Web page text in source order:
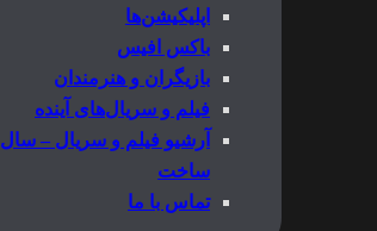
اپلیکیشن‌ها
باکس افیس
بازیگران و هنرمندان
فیلم و سریال‌های آینده
آرشیو فیلم و سریال – سال
ساخت
تماس با ما